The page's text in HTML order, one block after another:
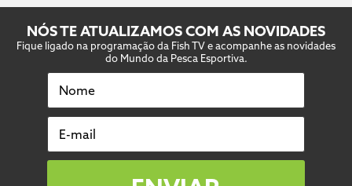
NÓS TE ATUALIZAMOS COM AS NOVIDADES
Fique ligado na programação da Fish TV e acompanhe as novidades
do Mundo da Pesca Esportiva.
Nome
E-mail